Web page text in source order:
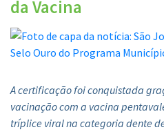
da Vacina
A certificação foi conquistada
vacinação com a vacina
tríplice viral na categoria dente